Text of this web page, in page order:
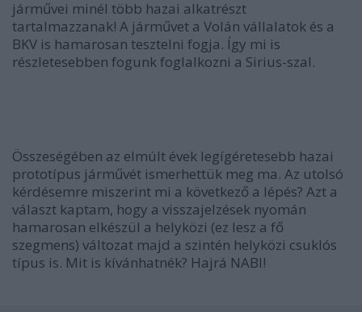
járművei minél több hazai alkatrészt
tartalmazzanak! A járművet a Volán vállalatok és a
BKV is hamarosan tesztelni fogja. Így mi is
részletesebben fogunk foglalkozni a Sirius-szal.
Összeségében az elmúlt évek legígéretesebb hazai
prototípus járművét ismerhettük meg ma. Az utolsó
kérdésemre miszerint mi a következő a lépés? Azt a
választ kaptam, hogy a visszajelzések nyomán
hamarosan elkészül a helyközi (ez lesz a fő
szegmens) változat majd a szintén helyközi csuklós
típus is. Mit is kívánhatnék? Hajrá NABI!